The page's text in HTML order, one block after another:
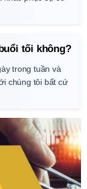
tối không?
trong tuần và
chúng tôi bất cứ